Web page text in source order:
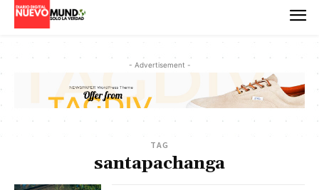
- Advertisement -
TAG
santapachanga